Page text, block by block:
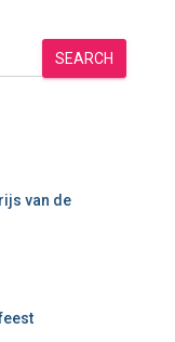
SEARCH
van de